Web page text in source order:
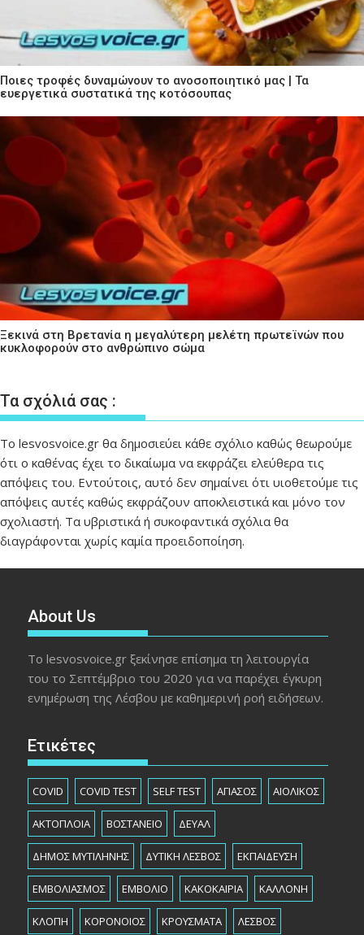
Ποιες τροφές δυναμώνουν το ανοσοποιητικό μας | Τα
ευεργετικά συστατικά της κοτόσουπας
Ξεκινά στη Βρετανία η μεγαλύτερη μελέτη πρωτεϊνών που
κυκλοφορούν στο ανθρώπινο σώμα
Τα σχόλιά σας :
Το lesvosvoice.gr θα δημοσιεύει κάθε σχόλιο καθώς θεωρούμε
ότι ο καθένας έχει το δικαίωμα να εκφράζει ελεύθερα τις
απόψεις του. Εντούτοις, αυτό δεν σημαίνει ότι υιοθετούμε τις
απόψεις αυτές καθώς εκφράζουν αποκλειστικά και μόνο τον
σχολιαστή. Τα υβριστικά ή συκοφαντικά σχόλια θα
διαγράφονται χωρίς καμία προειδοποίηση.
About Us
Το lesvosvoice.gr ξεκίνησε επίσημα τη λειτουργία
του το Σεπτέμβριο του 2020 για να παρέχει έγκυρη
ενημέρωση της Λέσβου με καθημερινή ροή ειδήσεων.
Ετικέτες
COVID COVID TEST SELF TEST ΑΓΙΑΣΟΣ ΑΙΟΛΙΚΟΣ
ΑΚΤΟΠΛΟΙΑ ΒΟΣΤΑΝΕΙΟ ΔΕΥΑΛ
ΔΗΜΟΣ ΜΥΤΙΛΗΝΗΣ ΔΥΤΙΚΗ ΛΕΣΒΟΣ ΕΚΠΑΙΔΕΥΣΗ
ΕΜΒΟΛΙΑΣΜΟΣ ΕΜΒΟΛΙΟ ΚΑΚΟΚΑΙΡΙΑ ΚΑΛΛΟΝΗ
ΚΛΟΠΗ ΚΟΡΟΝΟΙΟΣ ΚΡΟΥΣΜΑΤΑ ΛΕΣΒΟΣ